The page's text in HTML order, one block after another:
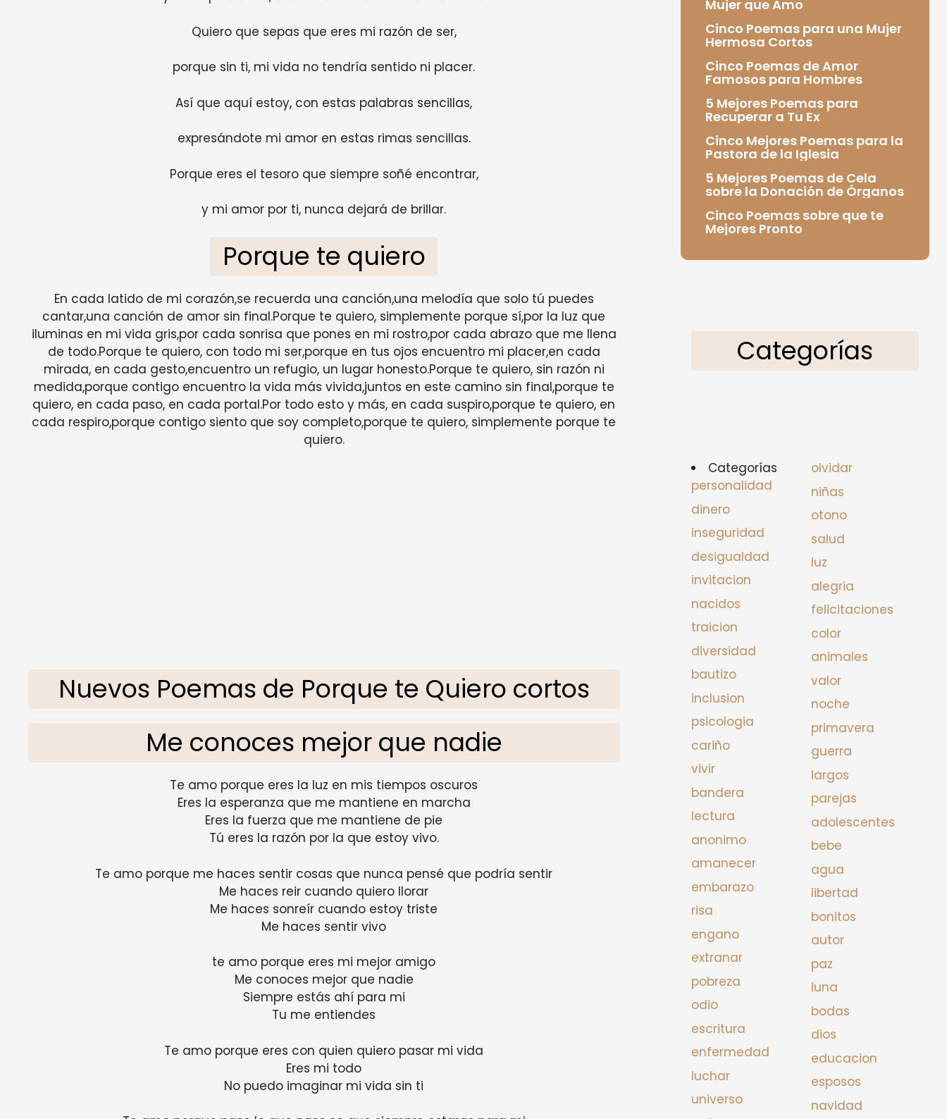
Quiero que sepas que eres mi razón de ser,
porque sin ti, mi vida no tendría sentido ni placer.
Así que aquí estoy, con estas palabras sencillas,
expresándote mi amor en estas rimas sencillas.
Porque eres el tesoro que siempre soñé encontrar,
y mi amor por ti, nunca dejará de brillar.
Porque te quiero
En cada latido de mi corazón,se recuerda una canción,una melodía que solo tú puedes
cantar,una canción de amor sin final.Porque te quiero, simplemente porque sí,por la luz que
iluminas en mi vida gris,por cada sonrisa que pones en mi rostro,por cada abrazo que me llena
de todo.Porque te quiero, con todo mi ser,porque en tus ojos encuentro mi placer,en cada
mirada, en cada gesto,encuentro un refugio, un lugar honesto.Porque te quiero, sin razón ni
medida,porque contigo encuentro la vida más vivida,juntos en este camino sin final,porque te
quiero, en cada paso, en cada portal.Por todo esto y más, en cada suspiro,porque te quiero, en
cada respiro,porque contigo siento que soy completo,porque te quiero, simplemente porque te
quiero.
Nuevos Poemas de Porque te Quiero cortos
Me conoces mejor que nadie
Te amo porque eres la luz en mis tiempos oscuros
Eres la esperanza que me mantiene en marcha
Eres la fuerza que me mantiene de pie
Tú eres la razón por la que estoy vivo.
Te amo porque me haces sentir cosas que nunca pensé que podría sentir
Me haces reir cuando quiero llorar
Me haces sonreír cuando estoy triste
Me haces sentir vivo
te amo porque eres mi mejor amigo
Me conoces mejor que nadie
Siempre estás ahí para mi
Tu me entiendes
Te amo porque eres con quien quiero pasar mi vida
Eres mi todo
No puedo imaginar mi vida sin ti
Mujer que Amo
Cinco Poemas para una Mujer
Hermosa Cortos
Cinco Poemas de Amor
Famosos para Hombres
5 Mejores Poemas para
Recuperar a Tu Ex
Cinco Mejores Poemas para la
Pastora de la Iglesia
5 Mejores Poemas de Cela
sobre la Donación de Órganos
Cinco Poemas sobre que te
Mejores Pronto
Categorías
Categorías
personalidad
dinero
inseguridad
desigualdad
invitacion
nacidos
traicion
diversidad
bautizo
inclusion
psicologia
cariño
vivir
bandera
lectura
anonimo
amanecer
embarazo
risa
engano
extranar
pobreza
odio
escritura
enfermedad
luchar
universo
olvidar
niñas
otono
salud
luz
alegria
felicitaciones
color
animales
valor
noche
primavera
guerra
largos
parejas
adolescentes
bebe
agua
libertad
bonitos
autor
paz
luna
bodas
dios
educacion
esposos
navidad